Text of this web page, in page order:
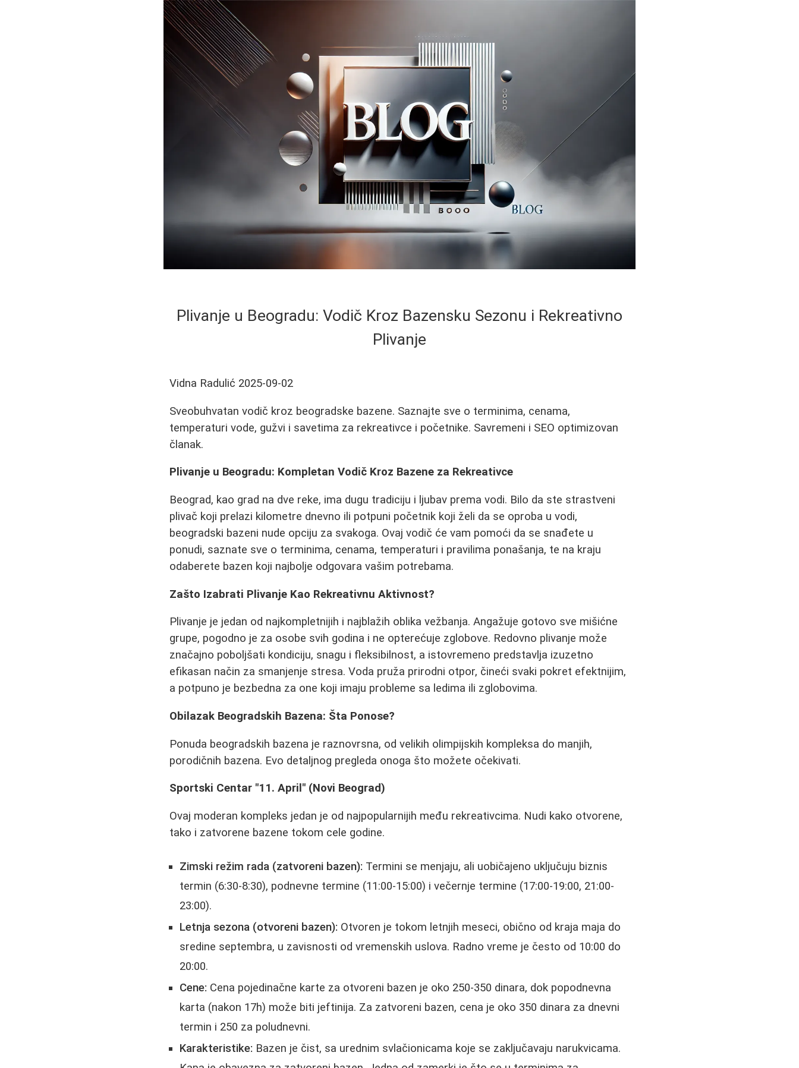
Plivanje u Beogradu: Vodič Kroz Bazensku Sezonu i Rekreativno
Plivanje
Vidna Radulić 2025-09-02
Sveobuhvatan vodič kroz beogradske bazene. Saznajte sve o terminima, cenama,
temperaturi vode, gužvi i savetima za rekreativce i početnike. Savremeni i SEO optimizovan
članak.
Plivanje u Beogradu: Kompletan Vodič Kroz Bazene za Rekreativce
Beograd, kao grad na dve reke, ima dugu tradiciju i ljubav prema vodi. Bilo da ste strastveni
plivač koji prelazi kilometre dnevno ili potpuni početnik koji želi da se oproba u vodi,
beogradski bazeni nude opciju za svakoga. Ovaj vodič će vam pomoći da se snađete u
ponudi, saznate sve o terminima, cenama, temperaturi i pravilima ponašanja, te na kraju
odaberete bazen koji najbolje odgovara vašim potrebama.
Zašto Izabrati Plivanje Kao Rekreativnu Aktivnost?
Plivanje je jedan od najkompletnijih i najblažih oblika vežbanja. Angažuje gotovo sve mišićne
grupe, pogodno je za osobe svih godina i ne opterećuje zglobove. Redovno plivanje može
značajno poboljšati kondiciju, snagu i fleksibilnost, a istovremeno predstavlja izuzetno
efikasan način za smanjenje stresa. Voda pruža prirodni otpor, čineći svaki pokret efektnijim,
a potpuno je bezbedna za one koji imaju probleme sa ledima ili zglobovima.
Obilazak Beogradskih Bazena: Šta Ponose?
Ponuda beogradskih bazena je raznovrsna, od velikih olimpijskih kompleksa do manjih,
porodičnih bazena. Evo detaljnog pregleda onoga što možete očekivati.
Sportski Centar "11. April" (Novi Beograd)
Ovaj moderan kompleks jedan je od najpopularnijih među rekreativcima. Nudi kako otvorene,
tako i zatvorene bazene tokom cele godine.
Zimski režim rada (zatvoreni bazen): Termini se menjaju, ali uobičajeno uključuju biznis
termin (6:30-8:30), podnevne termine (11:00-15:00) i večernje termine (17:00-19:00, 21:00-
23:00).
Letnja sezona (otvoreni bazen): Otvoren je tokom letnjih meseci, obično od kraja maja do
sredine septembra, u zavisnosti od vremenskih uslova. Radno vreme je često od 10:00 do
20:00.
Cene: Cena pojedinačne karte za otvoreni bazen je oko 250-350 dinara, dok popodnevna
karta (nakon 17h) može biti jeftinija. Za zatvoreni bazen, cena je oko 350 dinara za dnevni
termin i 250 za poludnevni.
Karakteristike: Bazen je čist, sa urednim svlačionicama koje se zaključavaju narukvicama.